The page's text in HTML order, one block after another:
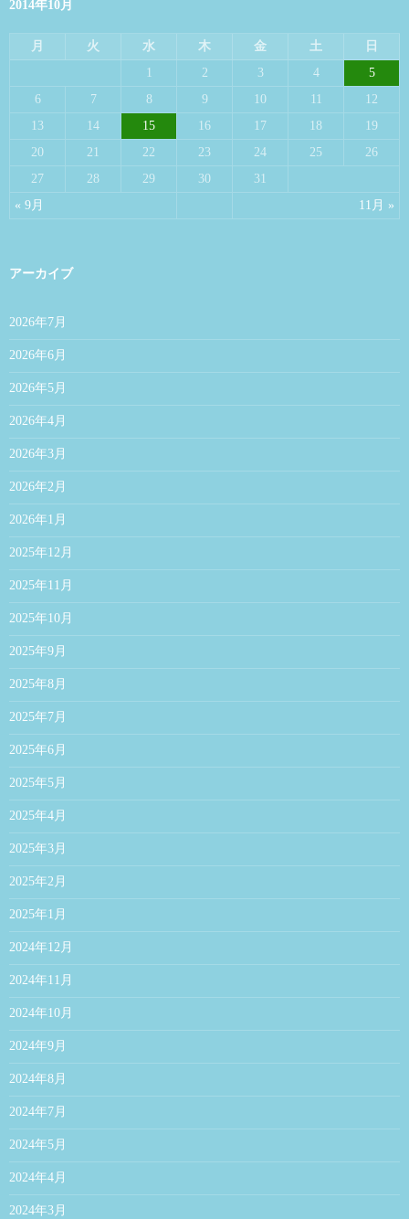
2014年10月
月 火 水 木 金 土 日
« 9月 11月 »
1 2 3 4
5
6
7 8 9 10 11
12
13
14 15 16 17 18
19
20
21 22 23 24 25
26
27
28 29 30 31
アーカイブ
2026年7月
2026年6月
2026年5月
2026年4月
2026年3月
2026年2月
2026年1月
2025年12月
2025年11月
2025年10月
2025年9月
2025年8月
2025年7月
2025年6月
2025年5月
2025年4月
2025年3月
2025年2月
2025年1月
2024年12月
2024年11月
2024年10月
2024年9月
2024年8月
2024年7月
2024年5月
2024年4月
2024年3月